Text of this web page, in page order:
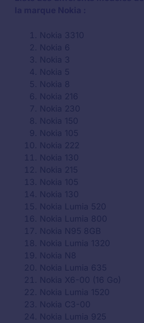
Nokia 3310
Nokia 6
Nokia 3
Nokia 5
Nokia 8
Nokia 216
Nokia 230
Nokia 150
Nokia 105
Nokia 222
Nokia 130
Nokia 215
Nokia 105
Nokia 130
Nokia Lumia 520
Nokia Lumia 800
Nokia N95 8GB
Nokia Lumia 1320
Nokia N8
Nokia Lumia 635
Nokia X6-00 (16 Go)
Nokia Lumia 1520
Nokia C3-00
Nokia Lumia 925